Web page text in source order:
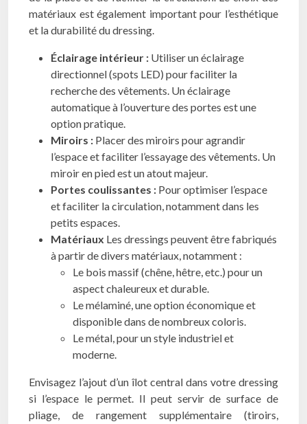
matériaux est également important pour l’esthétique
et la durabilité du dressing.
Éclairage intérieur : Utiliser un éclairage
directionnel (spots LED) pour faciliter la
recherche des vêtements. Un éclairage
automatique à l’ouverture des portes est une
option pratique.
Miroirs : Placer des miroirs pour agrandir
l’espace et faciliter l’essayage des vêtements. Un
miroir en pied est un atout majeur.
Portes coulissantes : Pour optimiser l’espace
et faciliter la circulation, notamment dans les
petits espaces.
Matériaux Les dressings peuvent être fabriqués
à partir de divers matériaux, notamment :
Le bois massif (chêne, hêtre, etc.) pour un
aspect chaleureux et durable.
Le mélaminé, une option économique et
disponible dans de nombreux coloris.
Le métal, pour un style industriel et
moderne.
Envisagez l’ajout d’un îlot central dans votre dressing
si l’espace le permet. Il peut servir de surface de
pliage, de rangement supplémentaire (tiroirs,